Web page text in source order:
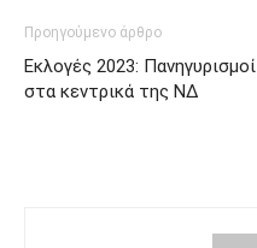
Προηγούμενο άρθρο
Εκλογές 2023: Πανηγυρισμοί
στα κεντρικά της ΝΔ